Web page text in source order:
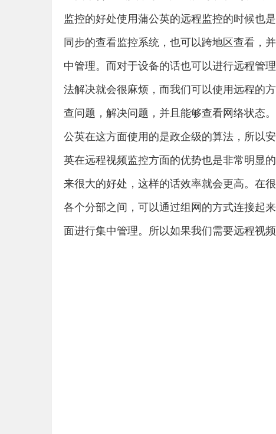
监控的好处使用蒲公英的远程监控的时候也
同步的查看监控系统，也可以跨地区查看，
中管理。而对于设备的话也可以进行远程管
法解决就会很麻烦，而我们可以使用远程的
查问题，解决问题，并且能够查看网络状态
公英在这方面使用的是政企级的算法，所以
英在远程视频监控方面的优势也是非常明显
来很大的好处，这样的话效率就会更高。在
各个分部之间，可以通过组网的方式连接起
面进行集中管理。所以如果我们需要远程视